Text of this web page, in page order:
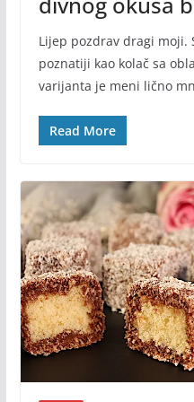
Lijep pozdrav dragi moji.
poznatiji kao kolač sa
varijanta je meni lično
Read More